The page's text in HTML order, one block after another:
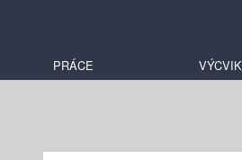
PRÁCE VÝCVIK